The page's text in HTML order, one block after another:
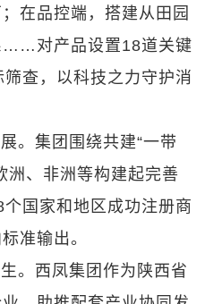
在品控端，搭建从田园
……对产品设置18道关键
查，以科技之力守护消
。集团围绕共建“一带
洲、非洲等构建起完善
国家和地区成功注册商
准输出。
。西凤集团作为陕西省